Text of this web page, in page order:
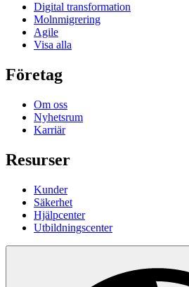
Digital transformation
Molnmigrering
Agile
Visa alla
Företag
Om oss
Nyhetsrum
Karriär
Resurser
Kunder
Säkerhet
Hjälpcenter
Utbildningscenter